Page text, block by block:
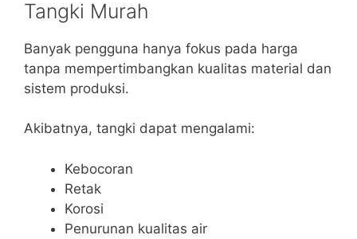
Tangki Murah
Banyak pengguna hanya fokus pada harga
tanpa mempertimbangkan kualitas material dan
sistem produksi.
Akibatnya, tangki dapat mengalami:
Kebocoran
Retak
Korosi
Penurunan kualitas air